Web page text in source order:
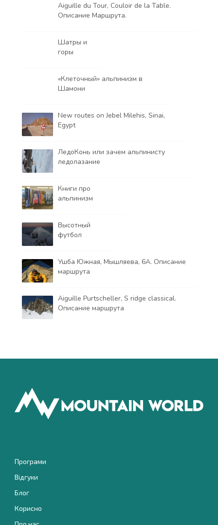
Aiguille du Tour, Couloir de la Table.
Описание Маршрута.
Шатры и
горы
«Клеточный» альпинизм в
Шамони
New routes on Jebel Milehis, Sinai,
Egypt
ЛедоКонь или зачем альпинисту
ледолазание
Книги про
альпинизм
Высотный
футбол
Ушба Южная, Мышляева, 6А. Описание
маршрута
Aiguille Purtscheller, S ridge classical.
Описание маршрута
Програми
Відгуки
Блог
Корисно